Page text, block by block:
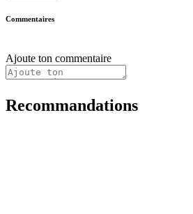
Commentaires
Ajoute ton commentaire
Recommandations